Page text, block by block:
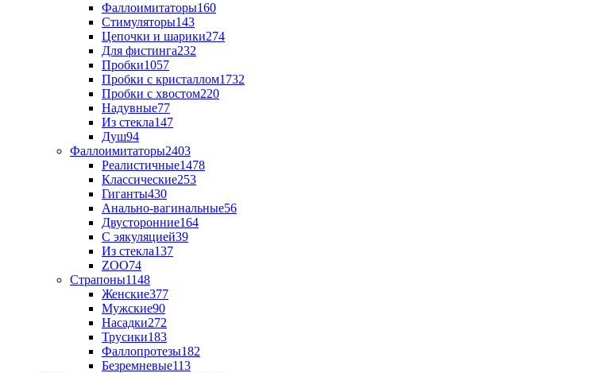
Фаллоимитаторы160
Стимуляторы143
Цепочки и шарики274
Для фистинга232
Пробки1057
Пробки с кристаллом1732
Пробки с хвостом220
Надувные77
Из стекла147
Душ94
Фаллоимитаторы2403
Реалистичные1478
Классические253
Гиганты430
Анально-вагинальные56
Двусторонние164
С эякуляцией39
Из стекла137
ZOO74
Страпоны1148
Женские377
Мужские90
Насадки272
Трусики183
Фаллопротезы182
Безремневые113